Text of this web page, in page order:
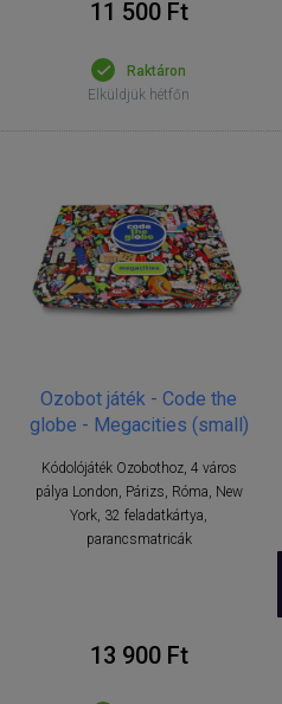
11 500 Ft
Raktáron
Elküldjük hétfőn
Ozobot játék - Code the
globe - Megacities (small)
Kódolójáték Ozobothoz, 4 város
pálya London, Párizs, Róma, New
York, 32 feladatkártya,
parancsmatricák
13 900 Ft